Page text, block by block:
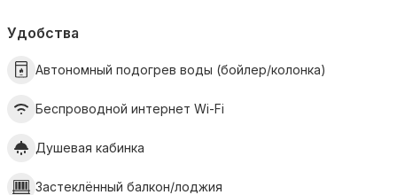
Удобства
Автономный подогрев воды (бойлер/колонка)
Беспроводной интернет Wi-Fi
Душевая кабинка
Застеклённый балкон/лоджия